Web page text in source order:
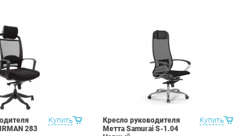
Купить
283
Купить
Кресло руководителя
Метта Samurai S-1.04